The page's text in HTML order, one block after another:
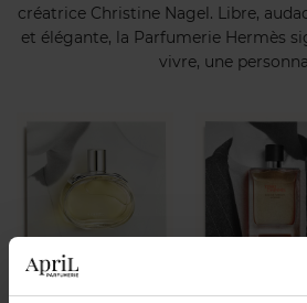
créatrice Christine Nagel. Libre,
et élégante, la Parfumerie Hermès
vivre, une
L'UNIVERS FEMME L'UNIVERS